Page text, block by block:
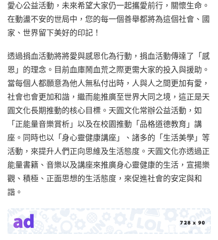
愛心公益活動，未來希望大家仍一起攜愛前行，關懷生命。
在動盪不安的世局中，您的每一個善舉都將為這個社會、國
家、世界留下美好的印記！
透過捐血活動將將愛與感恩化為行動，捐血活動傳達了「感
恩」的理念。目前血庫鬧血荒之際更需大家的投入與援助。
當每個人都願意為他人無私付出時，人與人之間更加有愛，
社會也會更加和諧，繼而能推廣至世界大同之境，這正是天
圓文化長期推動的核心目標。天圓文化常辦公益活動，如
「正能量音樂賞析」以及在校園推動「品格道德教育」講
座。同時也以「身心靈健康講座」、諸多的「生活美學」等
活動，來提升人們正向思維及生活態度。天圓文化亦透過正
能量書籍、音樂以及講座來推廣身心靈健康的生活，宣揚樂
觀、積極、正面思想的生活態度，來促進社會的安定與和
諧。